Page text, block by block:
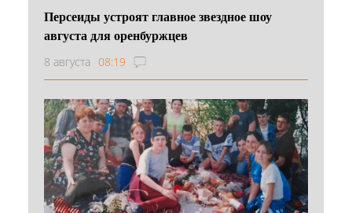
Персеиды устроят главное звездное шоу
августа для оренбуржцев
8 августа 08:19